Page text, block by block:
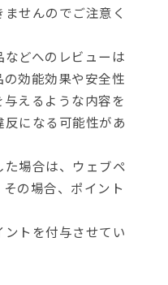
せんのでご注意く
どへのレビューは
効能効果や安全性
えるような内容を
になる可能性があ
場合は、ウェブペ
の場合、ポイント
トを付与させてい